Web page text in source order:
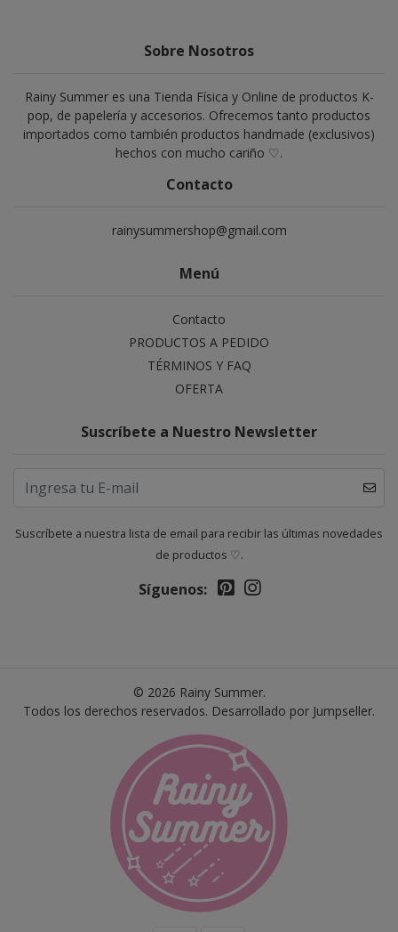
Sobre Nosotros
Rainy Summer es una Tienda Física y Online de productos K-
pop, de papelería y accesorios. Ofrecemos tanto productos
importados como también productos handmade (exclusivos)
hechos con mucho cariño ♡.
Contacto
rainysummershop@gmail.com
Menú
Contacto
PRODUCTOS A PEDIDO
TÉRMINOS Y FAQ
OFERTA
Suscríbete a Nuestro Newsletter
Suscríbete a nuestra lista de email para recibir las últimas novedades
de productos ♡.
Síguenos:
© 2026 Rainy Summer.
Todos los derechos reservados. Desarrollado por Jumpseller.